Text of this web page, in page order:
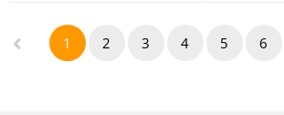
1 2 3 4 5 6